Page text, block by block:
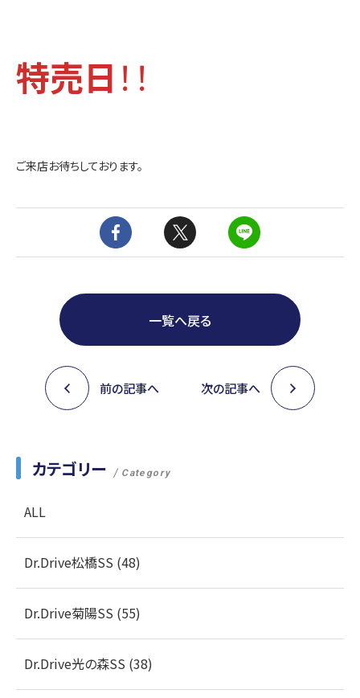
特売日 ！！
ご来店お待ちしております。
一覧へ戻る
前の記事へ 次の記事へ
カテゴリー Category
ALL
Dr.Drive松橋SS (48)
Dr.Drive菊陽SS (55)
Dr.Drive光の森SS (38)